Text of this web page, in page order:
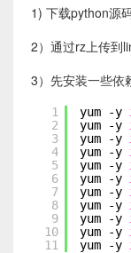
1) 下载python源
2）通过rz上传到
3）先安装一些依
1
2
3
4
5
6
7
8
9
10
11
yum -y
yum -y
yum -y
yum -y
yum -y
yum -y
yum -y
yum -y
yum -y
yum -y
yum -y